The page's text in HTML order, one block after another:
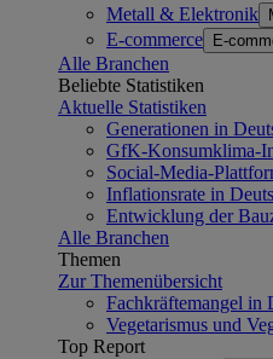
Metall & Elektronik
E-commerce E-
Alle Branchen
Beliebte Statistiken
Aktuelle Statistiken
Generationen in
GfK-Konsumklima-
Social-Media-
Inflationsrate in
Entwicklung der
Alle Branchen
Themen
Zur Themenübersicht
Fachkräftemangel in
Vegetarismus und
Top Report